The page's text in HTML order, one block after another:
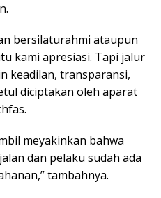
bersilaturahmi ataupun
kami apresiasi. Tapi jalur
keadilan, transparansi,
diciptakan oleh aparat
meyakinkan bahwa
dan pelaku sudah ada
tambahnya.